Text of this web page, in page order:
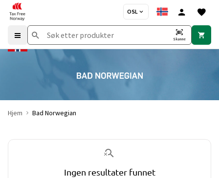
OSL
Skanne
Hjem Bad Norwegian
Ingen resultater funnet